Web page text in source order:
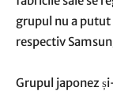
grupul nu a
respectiv
Grupul japonez